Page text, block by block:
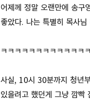
어제께 정말 오랜만에 송구
좋았다. 나는 특별히 목사
ㅋㅋㅋㅋㅋㅋㅋㅋㅋㅋㅋㅋ
사실, 10시 30분까지 청년
있을려고 했던게 그냥 깜빡